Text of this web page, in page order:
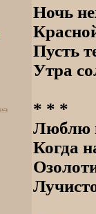
Ночь
Пусть
Утра
* * *
Люблю
Когда